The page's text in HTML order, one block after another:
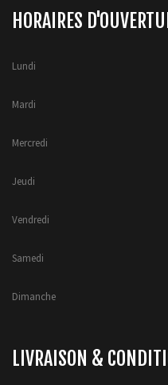
HORAIRES
Lundi
Mardi
Mercredi
Jeudi
Vendredi
Samedi
Dimanche
LIVRAISON &